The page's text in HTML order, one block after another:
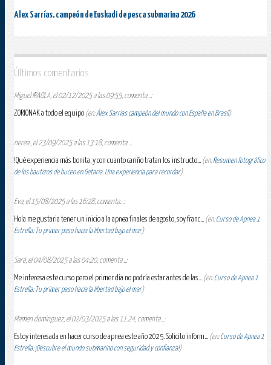
Alex Sarrías, campeón de Euskadi de pesca submarina 2026
Últimos comentarios
Miguel IRAOLA, el 02/12/2025 a las 09:55, comenta...:
ZORIONAK a todo el equipo (en:Álex Sarrias campeón del mundo con España en Brasil)
nerea , el 23/09/2025 a las 13:18, comenta...:
!Qué experiencia más bonita, y con cuanto cariño tratan los instructo... (en:Resumen fotográfico
de los bautizos de buceo en Getaria. Una experiencia para recordar)
Eva, el 15/08/2025 a las 16:28, comenta...:
Hola me gustaria tener un inicio a la apnea finales de agosto, soy franc... (en:Curso de Apnea 1
Estrella: Tu primer paso hacia la libertad bajo el mar)
Sara, el 04/08/2025 a las 04:20, comenta...:
Me interesa este curso pero el primer día no podría estar antes de las... (en:Curso de Apnea 1
Estrella: Tu primer paso hacia la libertad bajo el mar)
Mamen dominguez, el 02/03/2025 a las 11:24, comenta...:
Estoy interesada en hacer curso de apnea este año 2025. Solicito inform... (en:Curso de Apnea 1
Estrella: ¡Descubre el mundo submarino con seguridad y confianza!)